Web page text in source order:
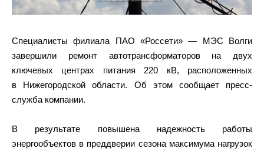
Специалисты филиала ПАО «Россети» — МЭС Волги
завершили ремонт автотрансформаторов на двух
ключевых центрах питания 220 кВ, расположенных
в Нижегородской области. Об этом сообщает пресс-
служба компании.
В результате повышена надежность работы
энергообъектов в преддверии сезона максимума нагрузок